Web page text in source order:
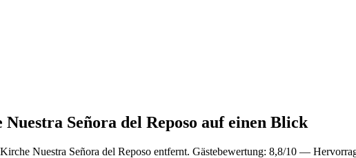
Señora del Reposo auf einen Blick
Nuestra Señora del Reposo entfernt. Gästebewertung: 8,8/10 —